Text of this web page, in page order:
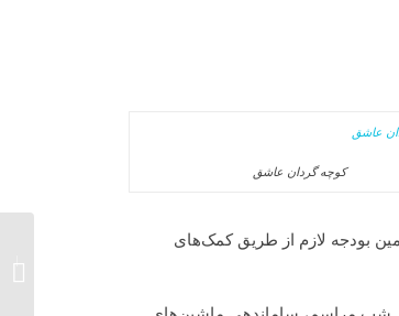
کوچه گردان عاشق
بودجه لازم از طریق کمک‌های
داز